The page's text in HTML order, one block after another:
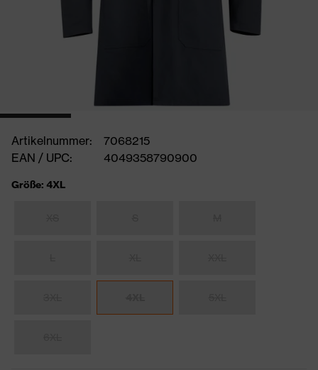
Artikelnummer:
7068215
EAN / UPC:
4049358790900
Größe: 4XL